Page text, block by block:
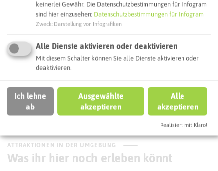
Interaktive Karte
Routenplanung zum Ziel:
Autoroute finden
ATTRAKTIONEN IN DER UMGEBUNG
Was ihr hier noch erleben könnt
keinerlei Gewähr. Die Datenschutzbestimmungen für Infogram
sind hier einzusehen: Datenschutzbestimmungen für Infogram
Zweck Darstellung von Infografiken
Alle Dienste aktivieren oder deaktivieren
Mit diesem Schalter können Sie alle Dienste aktivieren oder
deaktivieren.
Ich lehne
ab
Ausgewählte
akzeptieren
Alle
akzeptieren
Realisiert mit Klaro!